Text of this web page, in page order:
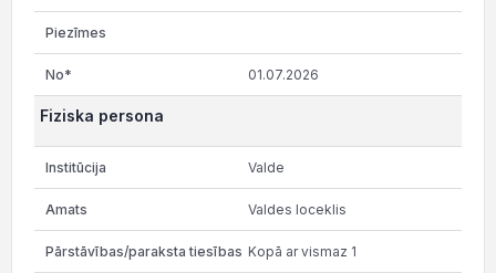
01.07.2026
Fiziska persona
Valde
Valdes loceklis
Kopā ar vismaz 1